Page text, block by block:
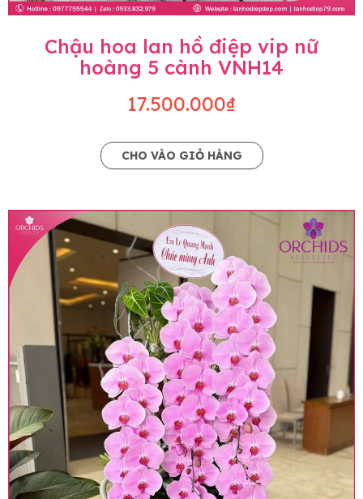
Chậu hoa lan hồ điệp vip nữ
hoàng 5 cành VNH14
17.500.000₫
CHO VÀO GIỎ HÀNG